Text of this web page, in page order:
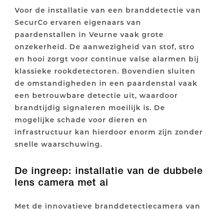
Voor de installatie van een branddetectie van
SecurCo ervaren eigenaars van
paardenstallen in Veurne vaak grote
onzekerheid. De aanwezigheid van stof, stro
en hooi zorgt voor continue valse alarmen bij
klassieke rookdetectoren. Bovendien sluiten
de omstandigheden in een paardenstal vaak
een betrouwbare detectie uit, waardoor
brandtijdig signaleren moeilijk is. De
mogelijke schade voor dieren en
infrastructuur kan hierdoor enorm zijn zonder
snelle waarschuwing.
De ingreep: installatie van de dubbele
lens camera met ai
Met de innovatieve branddetectiecamera van